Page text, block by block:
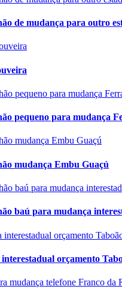
de mudança para outro
pequeno para mudança
mudança Embu Guaçú
baú para mudança
orçamento